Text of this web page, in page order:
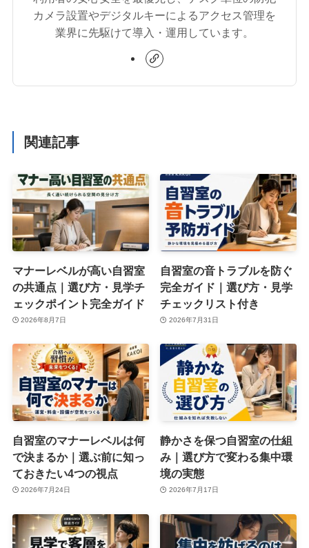
カメラ設置やデジタルキーによるアクセス管理を
業界に先駆けて導入・運用しています。
関連記事
マナーレベルが高い自習室
の共通点｜選び方・見学チ
ェックポイント完全ガイド
2026年8月7日
自習室の音トラブルを防ぐ
完全ガイド｜選び方・見学
チェックリスト付き
2026年7月31日
自習室のマナーレベルは何
で決まるか｜選ぶ前に知っ
ておきたい4つの視点
2026年7月24日
静かさを保つ自習室の仕組
み｜選び方で変わる集中環
境の実態
2026年7月17日